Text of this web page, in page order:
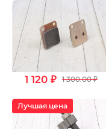
1 120 ₽ 1 300.00 ₽
Лучшая цена